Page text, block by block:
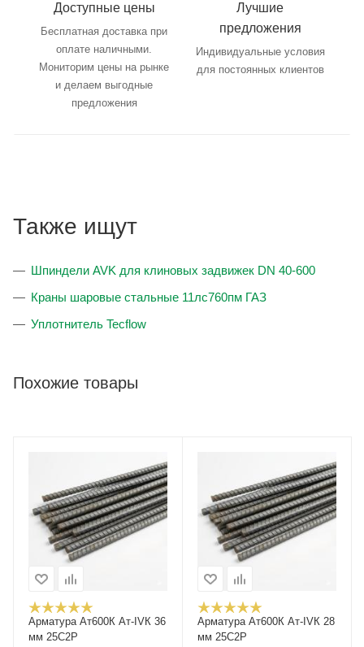
Доступные цены
Бесплатная доставка при
оплате наличными.
Мониторим цены на рынке
и делаем выгодные
предложения
Лучшие
предложения
Индивидуальные условия
для постоянных клиентов
Также ищут
Шпиндели AVK для клиновых задвижек DN 40-600
Краны шаровые стальные 11лс760пм ГАЗ
Уплотнитель Tecflow
Похожие товары
Арматура Ат600К Ат-IVК 36
мм 25С2Р
Арматура Ат600К Ат-IVК 28
мм 25С2Р